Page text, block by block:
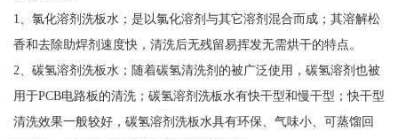
1、氯化溶剂洗板水；是以氯化溶剂与其它溶剂混合而成；其溶解松
香和去除助焊剂速度快，清洗后无残留易挥发无需烘干的特点。
2、碳氢溶剂洗板水；随着碳氢清洗剂的被广泛使用，碳氢溶剂也被
用于PCB电路板的清洗；碳氢溶剂洗板水有快干型和慢干型；快干型
清洗效果一般较好，碳氢溶剂洗板水具有环保、气味小、可蒸馏回